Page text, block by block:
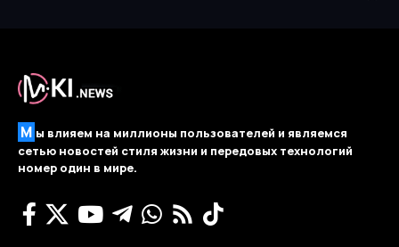
М ы влияем на миллионы пользователей и являемся
сетью новостей стиля жизни и передовых технологий
номер один в мире.